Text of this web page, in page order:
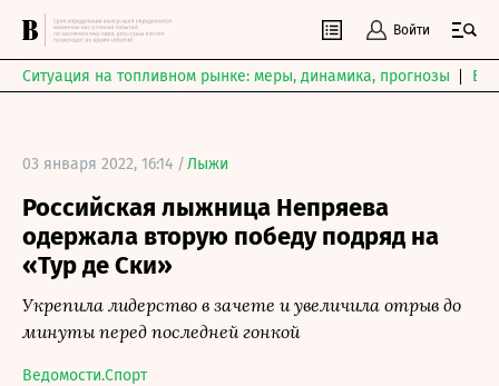
Войти
Ситуация на топливном рынке: меры, динамика, прогнозы
03 января 2022, 16:14 /Лыжи
Российская лыжница Непряева
одержала вторую победу подряд на
«Тур де Ски»
Укрепила лидерство в зачете и увеличила отрыв до
минуты перед последней гонкой
Ведомости.Спорт